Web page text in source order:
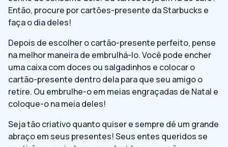
Então, procure por cartões-presente da Starbucks e
faça o dia deles!
Depois de escolher o cartão-presente perfeito, pense
na melhor maneira de embrulhá-lo. Você pode encher
uma caixa com doces ou salgadinhos e colocar o
cartão-presente dentro dela para que seu amigo o
retire. Ou embrulhe-o em meias engraçadas de Natal e
coloque-o na meia deles!
Seja tão criativo quanto quiser e sempre dê um grande
abraço em seus presentes! Seus entes queridos se